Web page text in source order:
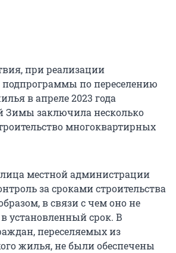
при реализации
по переселению
в апреле 2023 года
Зимы заключила несколько
многоквартирных
местной администрации
за сроками строительства
в связи с чем оно не
установленный срок. В
переселяемых из
жилья, не были обеспечены